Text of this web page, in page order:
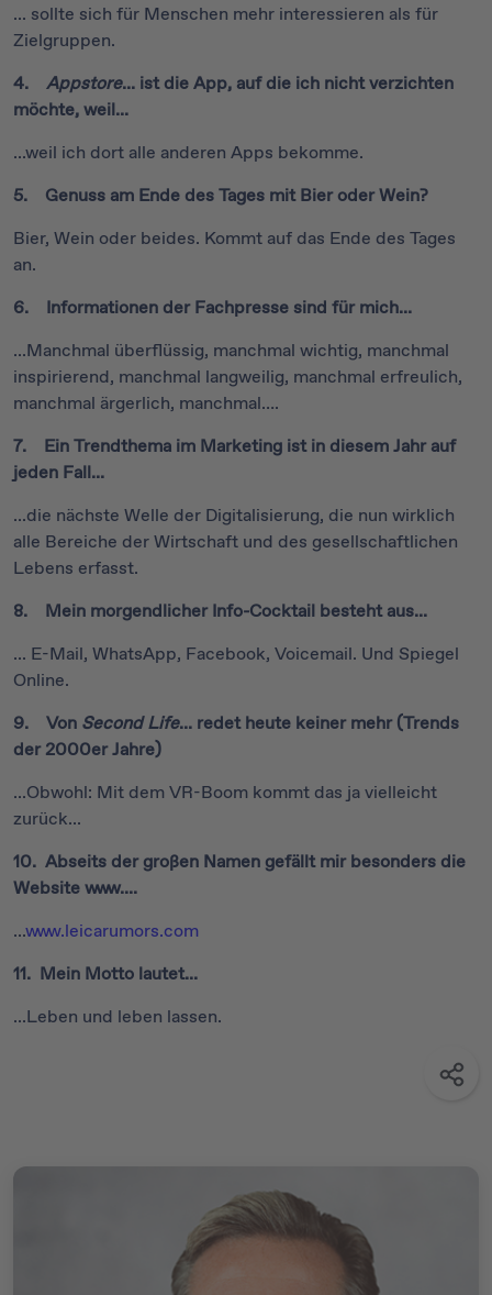
... sollte sich für Menschen mehr interessieren als für
Zielgruppen.
4. Appstore... ist die App, auf die ich nicht verzichten
möchte, weil...
...weil ich dort alle anderen Apps bekomme.
5. Genuss am Ende des Tages mit Bier oder Wein?
Bier, Wein oder beides. Kommt auf das Ende des Tages
an.
6. Informationen der Fachpresse sind für mich...
...Manchmal überflüssig, manchmal wichtig, manchmal
inspirierend, manchmal langweilig, manchmal erfreulich,
manchmal ärgerlich, manchmal….
7. Ein Trendthema im Marketing ist in diesem Jahr auf
jeden Fall...
...die nächste Welle der Digitalisierung, die nun wirklich
alle Bereiche der Wirtschaft und des gesellschaftlichen
Lebens erfasst.
8. Mein morgendlicher Info-Cocktail besteht aus...
... E-Mail, WhatsApp, Facebook, Voicemail. Und Spiegel
Online.
9. Von Second Life... redet heute keiner mehr (Trends
der 2000er Jahre)
...Obwohl: Mit dem VR-Boom kommt das ja vielleicht
zurück...
10. Abseits der großen Namen gefällt mir besonders die
Website www....
...www.leicarumors.com
11. Mein Motto lautet...
...Leben und leben lassen.